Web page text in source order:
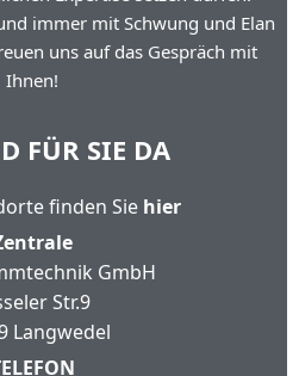
immer mit Schwung und Elan
uns auf das Gespräch mit
Ihnen!
FÜR SIE DA
finden Sie hier
GmbH
Str.9
Langwedel